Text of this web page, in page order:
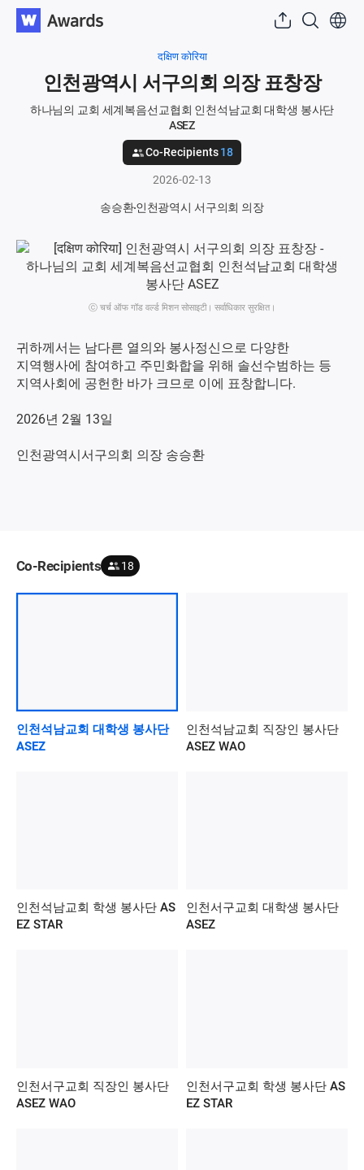
दक्षिण कोरिया
인천광역시 서구의회 의장 표창장
하나님의 교회 세계복음선교협회 인천석남교회 대학생 봉사단
ASEZ
Co-Recipients18
2026-02-13
송승환인천광역시 서구의회 의장
ⓒ चर्च ऑफ गॉड वर्ल्ड मिशन सोसाइटी। सर्वाधिकार सुरक्षित।
귀하께서는 남다른 열의와 봉사정신으로 다양한
지역행사에 참여하고 주민화합을 위해 솔선수범하는 등
지역사회에 공헌한 바가 크므로 이에 표창합니다.
2026년 2월 13일
인천광역시서구의회 의장 송승환
Co-Recipients 18
인천석남교회 대학생 봉사단
ASEZ
인천석남교회 직장인 봉사단
ASEZ WAO
인천석남교회 학생 봉사단 AS
EZ STAR
인천서구교회 대학생 봉사단
ASEZ
인천서구교회 직장인 봉사단
ASEZ WAO
인천서구교회 학생 봉사단 AS
EZ STAR